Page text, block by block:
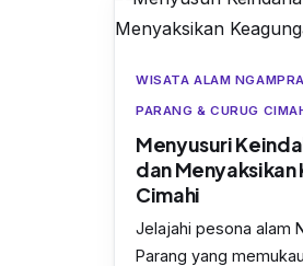
WISATA ALAM
PARANG & CURUG
Menyusuri
dan
Cimahi
Jelajahi pesona alam
Parang yang